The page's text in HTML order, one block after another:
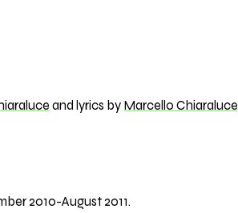
and lyrics by Marcello Chiaraluce
2010-August 2011.